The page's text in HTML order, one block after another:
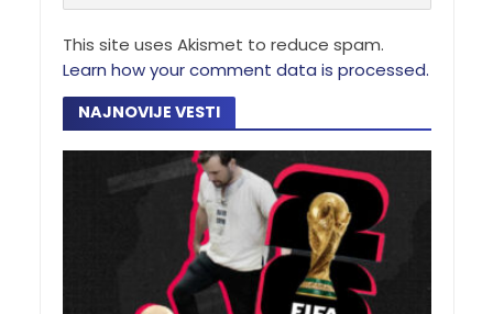
This site uses Akismet to reduce spam.
Learn how your comment data is processed.
NAJNOVIJE VESTI